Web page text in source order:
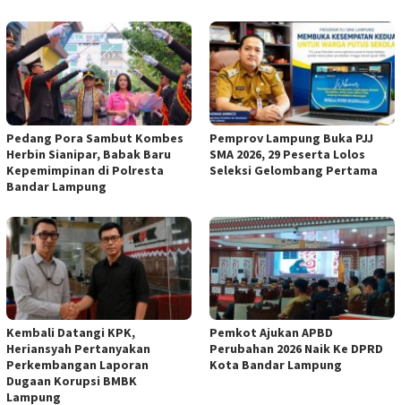
Pedang Pora Sambut Kombes
Herbin Sianipar, Babak Baru
Kepemimpinan di Polresta
Bandar Lampung
Pemprov Lampung Buka PJJ
SMA 2026, 29 Peserta Lolos
Seleksi Gelombang Pertama
Kembali Datangi KPK,
Heriansyah Pertanyakan
Perkembangan Laporan
Dugaan Korupsi BMBK
Lampung
Pemkot Ajukan APBD
Perubahan 2026 Naik Ke DPRD
Kota Bandar Lampung